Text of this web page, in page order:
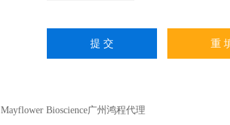
Mayflower Bioscience广州鸿程代理